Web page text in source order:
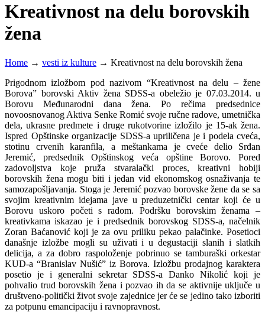
Kreativnost na delu borovskih
žena
Home → vesti iz kulture → Kreativnost na delu borovskih žena
Prigodnom izložbom pod nazivom “Kreativnost na delu – žene
Borova” borovski Aktiv žena SDSS-a obeležio je 07.03.2014. u
Borovu Međunarodni dana žena. Po rečima predsednice
novoosnovanog Aktiva Senke Romić svoje ručne radove, umetnička
dela, ukrasne predmete i druge rukotvorine izložilo je 15-ak žena.
Ispred Opštinske organizacije SDSS-a upriličena je i podela cveća,
stotinu crvenih karanfila, a meštankama je cveće delio Srđan
Jeremić, predsednik Opštinskog veća opštine Borovo. Pored
zadovoljstva koje pruža stvaralački proces, kreativni hobiji
borovskih žena mogu biti i jedan vid ekonomskog osnaživanja te
samozapošljavanja. Stoga je Jeremić pozvao borovske žene da se sa
svojim kreativnim idejama jave u preduzetnički centar koji će u
Borovu uskoro početi s radom. Podršku borovskim ženama –
kreativkama iskazao je i predsednik borovskog SDSS-a, načelnik
Zoran Baćanović koji je za ovu priliku pekao palačinke. Posetioci
današnje izložbe mogli su uživati i u degustaciji slanih i slatkih
delicija, a za dobro raspoloženje pobrinuo se tamburaški orkestar
KUD-a “Branislav Nušić” iz Borova. Izložbu prodajnog karaktera
posetio je i generalni sekretar SDSS-a Danko Nikolić koji je
pohvalio trud borovskih žena i pozvao ih da se aktivnije uključe u
društveno-politički život svoje zajednice jer će se jedino tako izboriti
za potpunu emancipaciju i ravnopravnost.